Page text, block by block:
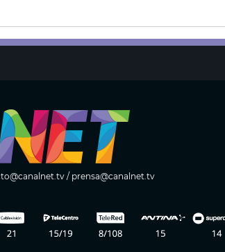
/ prensa@canalnet.tv